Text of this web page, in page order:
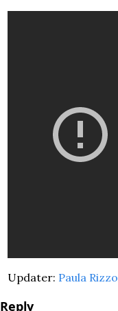
Updater: Paula Rizzo
Reply